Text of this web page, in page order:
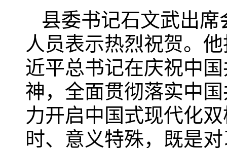
县委书记石文武出
人员表示热烈祝贺。
近平总书记在庆祝中
神，全面贯彻落实中
力开启中国式现代化
时、意义特殊，既是